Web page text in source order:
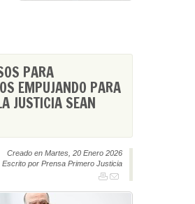
PARA
EMPUJANDO PARA
JUSTICIA SEAN
Creado en Martes, 20 Enero 2026
Escrito por Prensa Primero Justicia